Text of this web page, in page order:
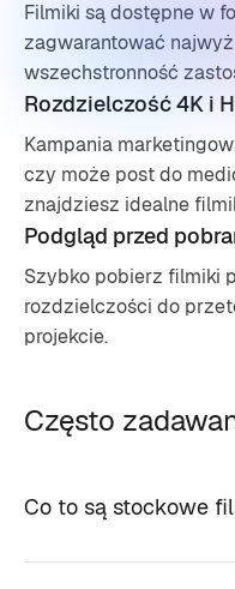
Filmiki są dostępne w
zagwarantować
wszechstronność
Rozdzielczość 4K i
Kampania
czy może post do
znajdziesz idealne
Podgląd przed
Szybko pobierz filmiki
rozdzielczości do
projekcie.
Często
Co to są stockowe